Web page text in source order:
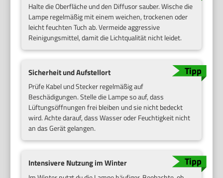
Halte die Oberfläche und den Diffusor sauber. Wische die
Lampe regelmäßig mit einem weichen, trockenen oder
leicht feuchten Tuch ab. Vermeide aggressive
Reinigungsmittel, damit die Lichtqualität nicht leidet.
Sicherheit und Aufstellort
Prüfe Kabel und Stecker regelmäßig auf
Beschädigungen. Stelle die Lampe so auf, dass
Lüftungsöffnungen frei bleiben und sie nicht bedeckt
wird. Achte darauf, dass Wasser oder Feuchtigkeit nicht
an das Gerät gelangen.
Intensivere Nutzung im Winter